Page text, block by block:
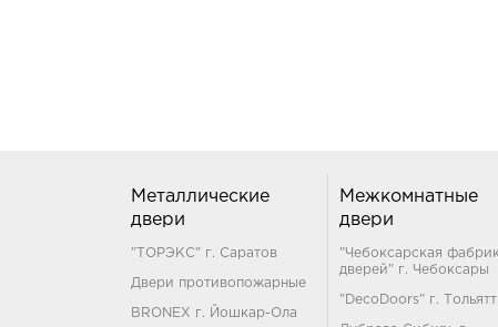
Металлические
двери
"ТОРЭКС" г. Саратов
Двери противопожарные
BRONEX г. Йошкар-Ола
Межкомнатные
двери
"Чебоксарская
дверей" г. Чебоксары
"DecoDoors" г.